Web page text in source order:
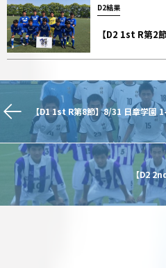
D2結果
【D2 1st R第2
【D1 1st R第8節】8/31 日章学園
【D2